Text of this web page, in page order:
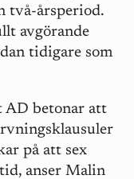
två-årsperiod.
avgörande
tidigare som
AD betonar att
på att sex
anser Malin